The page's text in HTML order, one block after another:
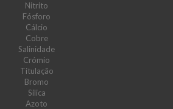
Nitrito
Fósforo
Cálcio
Cobre
Salinidade
Crómio
Titulação
Bromo
Sílica
Azoto